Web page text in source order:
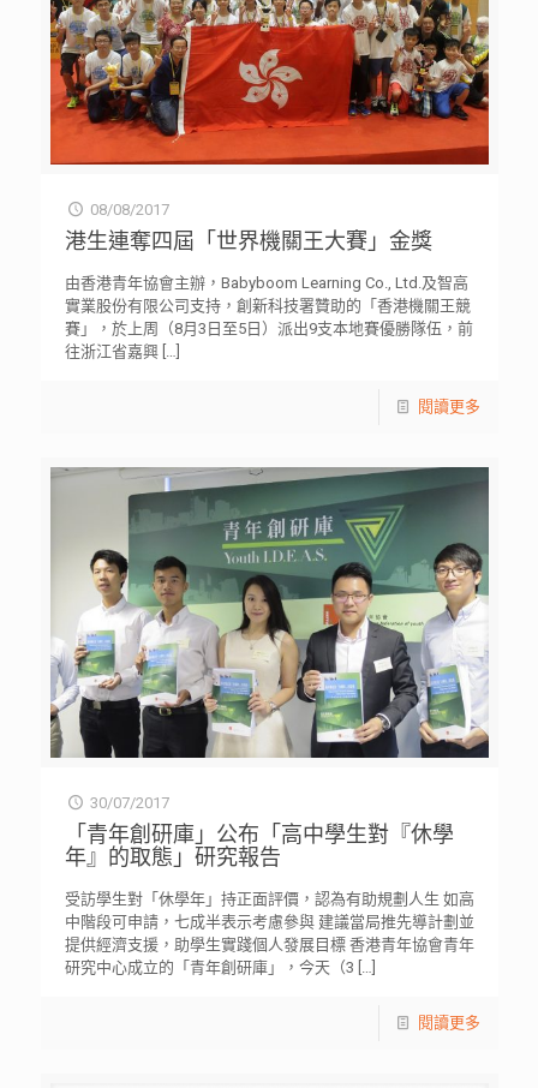
08/08/2017
港生連奪四屆「世界機關王大賽」金獎
由香港青年協會主辦，Babyboom Learning Co., Ltd.及智高
實業股份有限公司支持，創新科技署贊助的「香港機關王競
賽」，於上周（8月3日至5日）派出9支本地賽優勝隊伍，前
往浙江省嘉興[…]
閱讀更多
30/07/2017
「青年創研庫」公布「高中學生對『休學
年』的取態」研究報告
受訪學生對「休學年」持正面評價，認為有助規劃人生 如高
中階段可申請，七成半表示考慮參與 建議當局推先導計劃並
提供經濟支援，助學生實踐個人發展目標 香港青年協會青年
研究中心成立的「青年創研庫」，今天（3 […]
閱讀更多